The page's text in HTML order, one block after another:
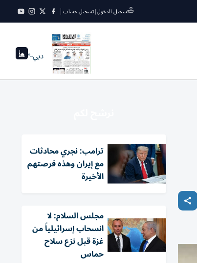
تسجيل الدخول|تسجيل حساب
دبي--°
ترامب: نجري محادثات
مع إيران وهذه فرصتهم
الأخيرة
مجلس السلام: لا
انسحاب إسرائيلياً من
غزة قبل نزع سلاح
حماس